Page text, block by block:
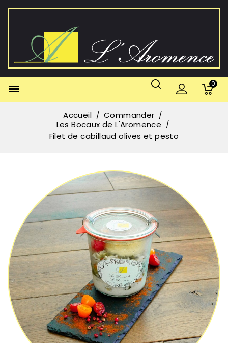
 0
Accueil
Commander
Les Bocaux de L'Aromence
Filet de cabillaud olives et pesto